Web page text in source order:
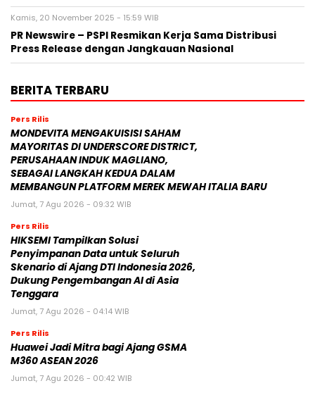
Kamis, 20 November 2025 - 15:59 WIB
PR Newswire – PSPI Resmikan Kerja Sama Distribusi
Press Release dengan Jangkauan Nasional
BERITA TERBARU
Pers Rilis
MONDEVITA MENGAKUISISI SAHAM
MAYORITAS DI UNDERSCORE DISTRICT,
PERUSAHAAN INDUK MAGLIANO,
SEBAGAI LANGKAH KEDUA DALAM
MEMBANGUN PLATFORM MEREK MEWAH ITALIA BARU
Jumat, 7 Agu 2026 - 09:32 WIB
Pers Rilis
HIKSEMI Tampilkan Solusi
Penyimpanan Data untuk Seluruh
Skenario di Ajang DTI Indonesia 2026,
Dukung Pengembangan AI di Asia
Tenggara
Jumat, 7 Agu 2026 - 04:14 WIB
Pers Rilis
Huawei Jadi Mitra bagi Ajang GSMA
M360 ASEAN 2026
Jumat, 7 Agu 2026 - 00:42 WIB